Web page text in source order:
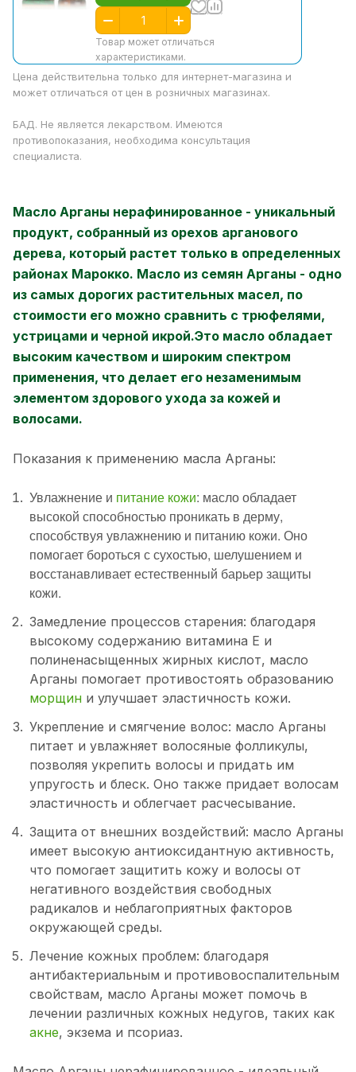
Товар может отличаться
характеристиками.
Цена действительна только для интернет-магазина и
может отличаться от цен в розничных магазинах.
БАД. Не является лекарством. Имеются
противопоказания, необходима консультация
специалиста.
Масло Арганы нерафинированное - уникальный
продукт, собранный из орехов арганового
дерева, который растет только в определенных
районах Марокко. Масло из семян Арганы - одно
из самых дорогих растительных масел, по
стоимости его можно сравнить с трюфелями,
устрицами и черной икрой.Это масло обладает
высоким качеством и широким спектром
применения, что делает его незаменимым
элементом здорового ухода за кожей и
волосами.
Показания к применению масла Арганы:
Увлажнение и питание кожи: масло обладает
высокой способностью проникать в дерму,
способствуя увлажнению и питанию кожи. Оно
помогает бороться с сухостью, шелушением и
восстанавливает естественный барьер защиты
кожи.
Замедление процессов старения: благодаря
высокому содержанию витамина Е и
полиненасыщенных жирных кислот, масло
Арганы помогает противостоять образованию
морщин и улучшает эластичность кожи.
Укрепление и смягчение волос: масло Арганы
питает и увлажняет волосяные фолликулы,
позволяя укрепить волосы и придать им
упругость и блеск. Оно также придает волосам
эластичность и облегчает расчесывание.
Защита от внешних воздействий: масло Арганы
имеет высокую антиоксидантную активность,
что помогает защитить кожу и волосы от
негативного воздействия свободных
радикалов и неблагоприятных факторов
окружающей среды.
Лечение кожных проблем: благодаря
антибактериальным и противовоспалительным
свойствам, масло Арганы может помочь в
лечении различных кожных недугов, таких как
акне, экзема и псориаз.